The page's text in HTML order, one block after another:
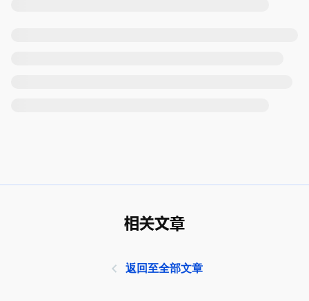
相关文章
返回至全部文章